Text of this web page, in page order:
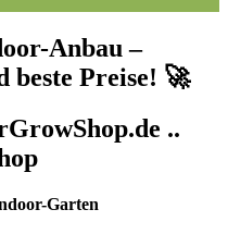
Anbau –
beste Preise! 🚀
..
Garten